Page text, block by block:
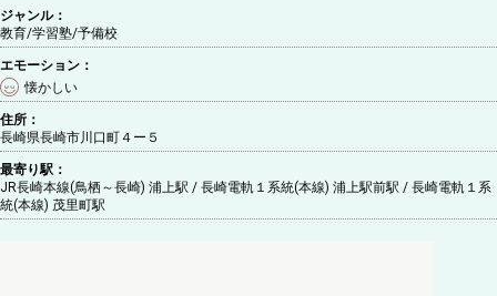
ジャンル：
教育/学習塾/予備校
エモーション：
懐かしい
住所：
長崎県長崎市川口町４ー５
最寄り駅：
JR長崎本線(鳥栖～長崎) 浦上駅 / 長崎電軌１系統(本線) 浦上駅前駅 / 長崎電軌１系
統(本線) 茂里町駅